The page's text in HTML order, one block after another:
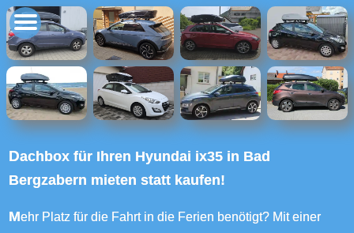
Dachbox für Ihren Hyundai ix35 in Bad
Bergzabern mieten statt kaufen!
Mehr Platz für die Fahrt in die Ferien benötigt? Mit einer